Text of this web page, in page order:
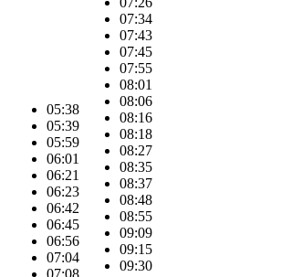
05:38
05:39
05:59
06:01
06:21
06:23
06:42
06:45
06:56
07:04
07:34
07:43
07:45
07:55
08:01
08:06
08:16
08:18
08:27
08:35
08:37
08:48
08:55
09:09
09:15
09:30